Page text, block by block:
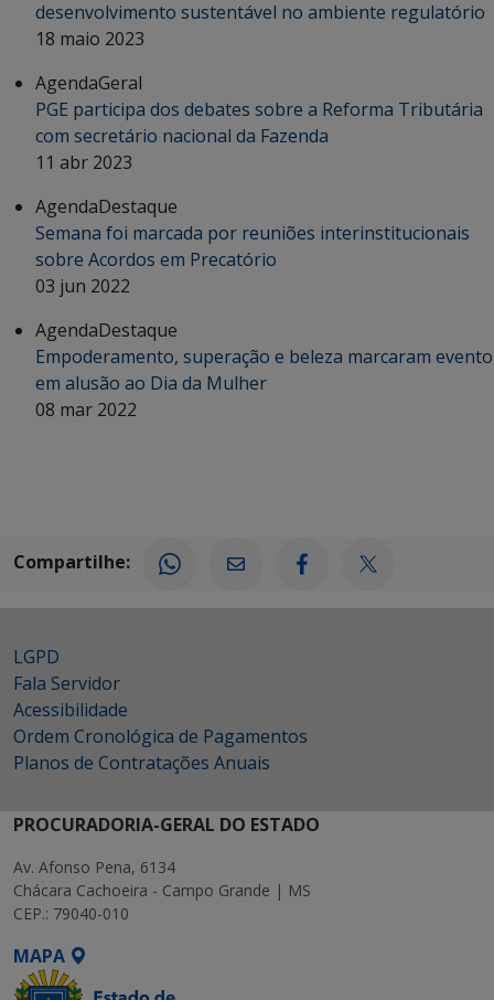
desenvolvimento sustentável no ambiente regulatório
18 maio 2023
AgendaGeral
PGE participa dos debates sobre a Reforma Tributária
com secretário nacional da Fazenda
11 abr 2023
AgendaDestaque
Semana foi marcada por reuniões interinstitucionais
sobre Acordos em Precatório
03 jun 2022
AgendaDestaque
Empoderamento, superação e beleza marcaram evento
em alusão ao Dia da Mulher
08 mar 2022
Compartilhe:
LGPD
Fala Servidor
Acessibilidade
Ordem Cronológica de Pagamentos
Planos de Contratações Anuais
PROCURADORIA-GERAL DO ESTADO
Av. Afonso Pena, 6134
Chácara Cachoeira - Campo Grande | MS
CEP.: 79040-010
MAPA